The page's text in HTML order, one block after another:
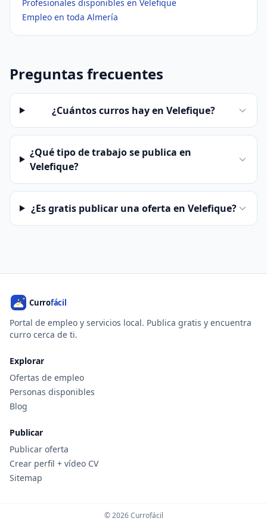
Profesionales disponibles en Velefique
Empleo en toda Almería
Preguntas frecuentes
¿Cuántos curros hay en Velefique?
¿Qué tipo de trabajo se publica en
Velefique?
¿Es gratis publicar una oferta en Velefique?
Portal de empleo y servicios local. Publica gratis y encuentra
curro cerca de ti.
Explorar
Ofertas de empleo
Personas disponibles
Blog
Publicar
Publicar oferta
Crear perfil + vídeo CV
Sitemap
© 2026 Currofácil